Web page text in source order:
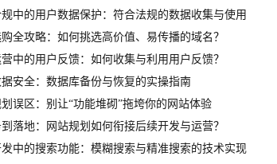
规中的用户数据保护：符合法规的数据收集与使用
全攻略：如何挑选高价值、易传播的域名？
中的用户反馈：如何收集与利用用户反馈？
据安全：数据库备份与恢复的实操指南
划误区：别让“功能堆砌”拖垮你的网站体验
落地：网站规划如何衔接后续开发与运营？
发中的搜索功能：模糊搜索与精准搜索的技术实现